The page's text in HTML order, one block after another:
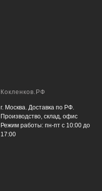
Кокленков.РФ
г. Москва. Доставка по РФ.
Производство, склад, офис
Режим работы: пн-пт с 10:00 до
17:00